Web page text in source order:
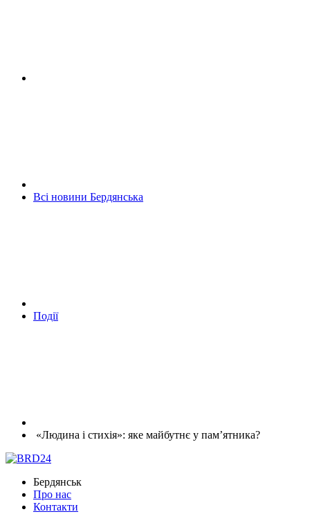
Всі новини Бердянська
Події
«Людина і стихія»: яке майбутнє у пам’ятника?
Бердянськ
Про нас
Контакти